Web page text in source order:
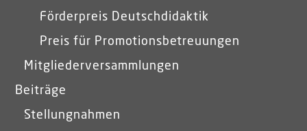
Förderpreis Deutschdidaktik
Preis für Promotionsbetreuungen
Mitgliederversammlungen
Beiträge
Stellungnahmen